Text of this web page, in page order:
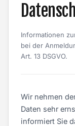
Informationen
bei der
Art. 13 DSGVO.
Wir nehmen
Daten sehr
informiert Sie